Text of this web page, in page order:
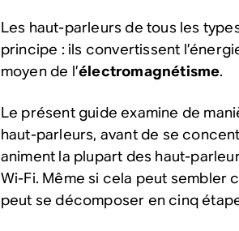
Les haut-parleurs de tous les
principe : ils convertissent
moyen de l’électromagnétisme.
Le présent guide examine de
haut-parleurs, avant de se
animent la plupart des haut-
Wi-Fi. Même si cela peut sembler
peut se décomposer en cinq